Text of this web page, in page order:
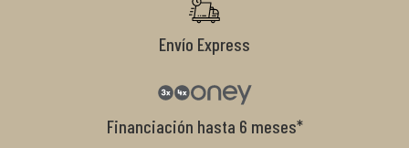
Envío Express
Financiación hasta 6 meses*